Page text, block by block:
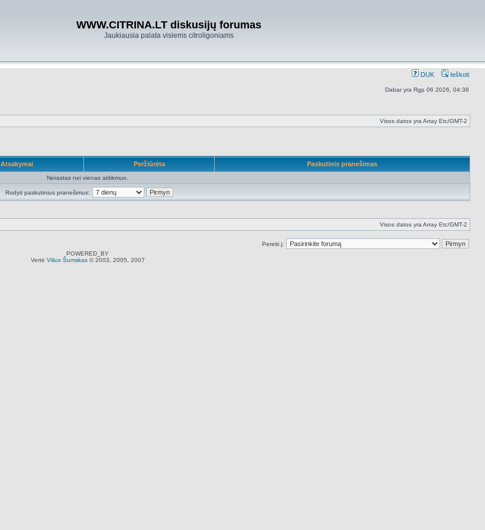
WWW.CITRINA.LT diskusijų forumas
Jaukiausia palata visiems citroligoniams
DUK Ieškoti
Dabar yra Rgp 06 2026, 04:38
Visos datos yra Array Etc/GMT-2
Atsakymai Peržiūrėta Paskutinis pranešimas
Nerastas nei vienas atitikmuo.
Rodyti paskutinius pranešimus:
Visos datos yra Array Etc/GMT-2
Pereiti į:
POWERED_BY
Vertė Vilius Šumskas© 2003, 2005, 2007